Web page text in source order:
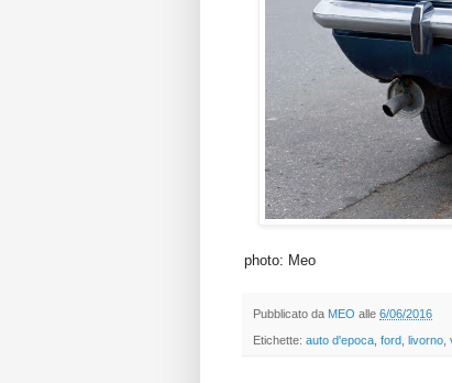
photo: Meo
Pubblicato da MEO alle 6/06/2016
Etichette: auto d'epoca ford livorno